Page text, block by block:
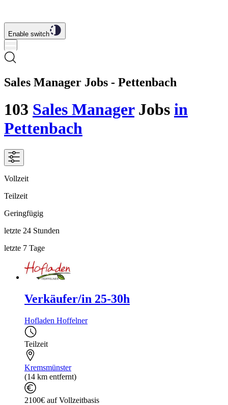
Enable switch
Sales Manager Jobs - Pettenbach
103 Sales ManagerJobs in
Pettenbach
Vollzeit
Teilzeit
Geringfügig
letzte 24 Stunden
letzte 7 Tage
Verkäufer/in 25-30h
Hofladen Hoffelner
Teilzeit
Kremsmünster
(14 km entfernt)
2100€ auf Vollzeitbasis